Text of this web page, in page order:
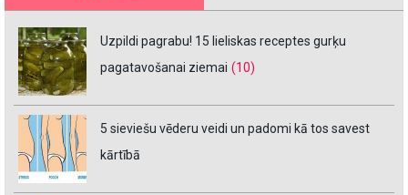
Uzpildi pagrabu! 15 lieliskas receptes gurķu
pagatavošanai ziemai (10)
5 sieviešu vēderu veidi un padomi kā tos savest
kārtībā